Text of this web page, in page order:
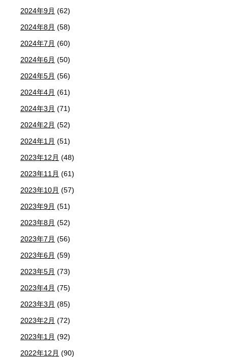
2024年9月 (62)
2024年8月 (58)
2024年7月 (60)
2024年6月 (50)
2024年5月 (56)
2024年4月 (61)
2024年3月 (71)
2024年2月 (52)
2024年1月 (51)
2023年12月 (48)
2023年11月 (61)
2023年10月 (57)
2023年9月 (51)
2023年8月 (52)
2023年7月 (56)
2023年6月 (59)
2023年5月 (73)
2023年4月 (75)
2023年3月 (85)
2023年2月 (72)
2023年1月 (92)
2022年12月 (90)